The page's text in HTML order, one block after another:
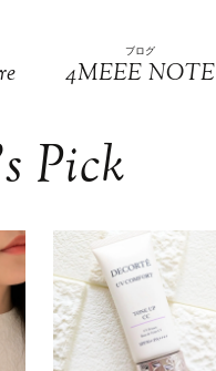
ブログ
4MEEE NOTE
Pick